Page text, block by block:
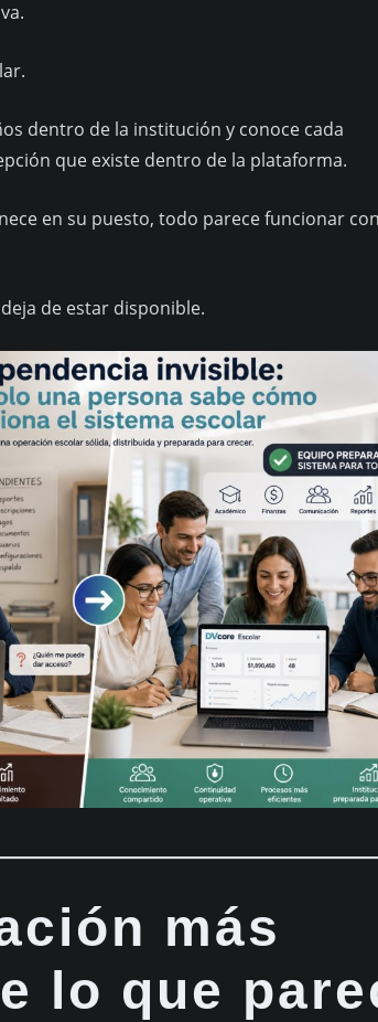
dentro de la institución y conoce cada
que existe dentro de la plataforma.
en su puesto, todo parece funcionar con
de estar disponible.
más
lo que